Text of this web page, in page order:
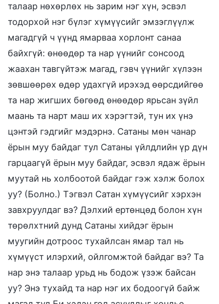
талаар нөхөрлөх нь зарим нэг хүн, эсвэл
тодорхой нэг бүлэг хүмүүсийг эмзэглүүлж
магадгүй ч үүнд ямарваа хорлонт санаа
байхгүй: өнөөдөр та нар үүнийг сонсоод
жаахан тавгүйтэж магад, гэвч үүнийг хүлээн
зөвшөөрөх өдөр удахгүй ирэхэд өөрсдийгөө
та нар жигших бөгөөд өнөөдөр ярьсан зүйл
маань та нарт маш их хэрэгтэй, тун их үнэ
цэнтэй гэдгийг мэдэрнэ. Сатаны мөн чанар
ёрын муу байдаг тул Сатаны үйлдлийн үр дүн
гарцаагүй ёрын муу байдаг, эсвэл ядаж ёрын
муутай нь холбоотой байдаг гэж хэлж болох
уу? (Болно.) Тэгвэл Сатан хүмүүсийг хэрхэн
завхруулдаг вэ? Дэлхий ертөнцөд болон хүн
төрөлхтний дунд Сатаны хийдэг ёрын
муугийн дотроос тухайлсан ямар тал нь
хүмүүст илэрхий, ойлгомжтой байдаг вэ? Та
нар энэ талаар урьд нь бодож үзэж байсан
уу? Энэ тухайд та нар нэг их бодоогүй байж